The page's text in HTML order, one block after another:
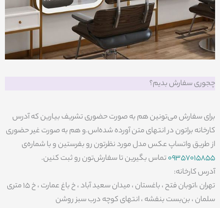
چجوری سفارش بدیم؟
برای سفارش می‌تونین هم به صورت حضوری تشریف بیارین که آدرس
کارخانه براتون در انتهای متن آورده شده‌اس.و هم به صورت غیر حضوری
از طریق واتساپ عکس مدل مورد نظرتون رو بفرستین و با شماره‌ی
09357015855تماس بگیرین تا سفارش‌تون رو ثبت کنین.
آدرس کارخانه:
تهران ،اتوبان فتح ، باغستان ، میدان سعید آباد ، خ باغ عمارت ، خ ۱۵ متری
سلمان ، بن‌بست بنفشه ، انتهای کوچه درب سبز روشن